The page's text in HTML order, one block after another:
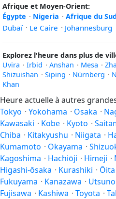
Afrique et Moyen-Orient:
Égypte · Nigeria · Afrique du Sud
Dubaï · Le Caire · Johannesburg
Explorez l'heure dans plus de
Uvira · Irbid · Anshan · Mesa ·
Shizuishan · Siping · Nürnberg ·
Khan
Heure actuelle à autres
Tokyo · Yokohama · Osaka ·
Kawasaki · Kobe · Kyoto ·
Chiba · Kitakyushu · Niigata ·
Kumamoto · Okayama ·
Kagoshima · Hachiōji · Himeji ·
Higashi-ōsaka · Kurashiki · Ōita
Fukuyama · Kanazawa ·
Fujisawa · Kashiwa · Toyota ·